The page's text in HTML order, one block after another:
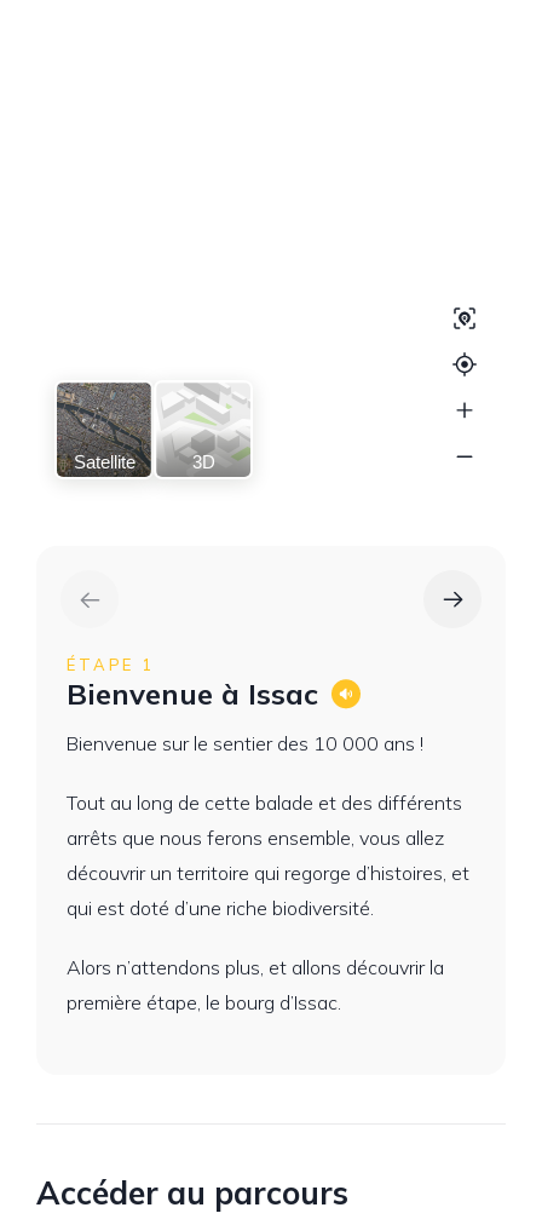
Satellite 3D
ÉTAPE 1
Bienvenue à Issac
Bienvenue sur le sentier des 10 000 ans !
Tout au long de cette balade et des différents
arrêts que nous ferons ensemble, vous allez
découvrir un territoire qui regorge d’histoires, et
qui est doté d’une riche biodiversité.
Alors n’attendons plus, et allons découvrir la
première étape, le bourg d’Issac.
Accéder au parcours